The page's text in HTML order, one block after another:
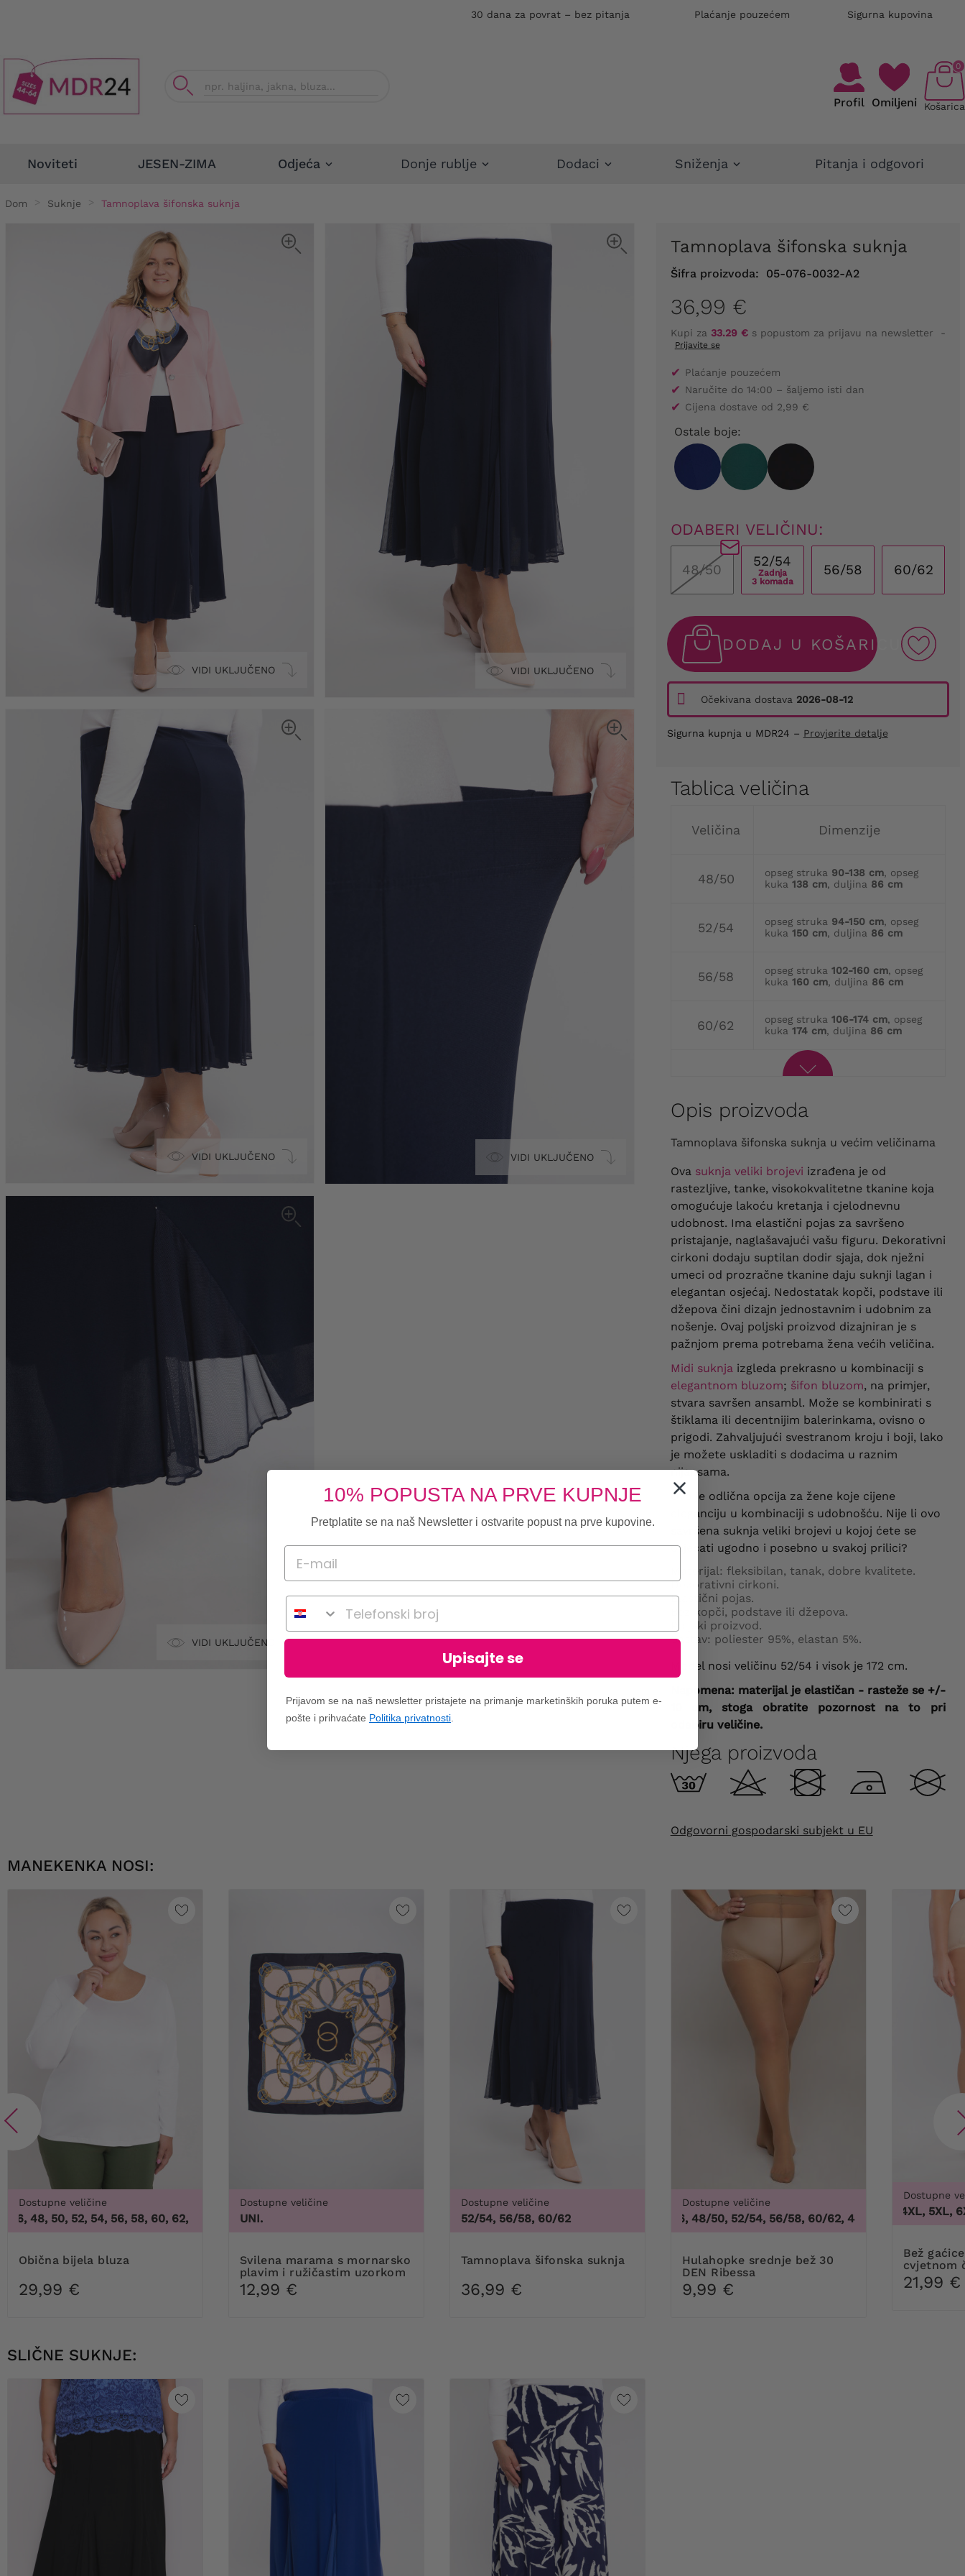
30 dana za povrat – bez pitanja Plaćanje pouzećem Sigurna kupovina
Profil Omiljeni Košarica
0
Noviteti JESEN-ZIMA Odjeća Donje rublje Dodaci Sniženja Pitanja i odgovori
Dom Suknje Tamnoplava šifonska suknja
VIDI UKLJUČENO VIDI UKLJUČENO
VIDI UKLJUČENO VIDI UKLJUČENO
VIDI UKLJUČENO
Tamnoplava šifonska suknja
Šifra proizvoda: 05-076-0032-A2
36,99 €
Kupi za 33.29 €s popustom za prijavu na newsletter -
Prijavite se
✔ Plaćanje pouzećem
✔ Naručite do 14:00 – šaljemo isti dan
✔ Cijena dostave od 2,99 €
Ostale boje:
ODABERI VELIČINU:
48/50
52/54
Zadnja
3 komada
56/58 60/62
DODAJ U KOŠARICU
Očekivana dostava 2026-08-12
Sigurna kupnja u MDR24 – Provjerite detalje
Tablica veličina
Veličina Dimenzije
48/50 opseg struka 90-138 cm, opseg
kuka 138 cm, duljina 86 cm
52/54 opseg struka 94-150 cm, opseg
kuka 150 cm, duljina 86 cm
56/58 opseg struka 102-160 cm, opseg
kuka 160 cm, duljina 86 cm
60/62 opseg struka 106-174 cm, opseg
kuka 174 cm, duljina 86 cm
Opis proizvoda
Tamnoplava šifonska suknja u većim veličinama
Ova suknja veliki brojevi izrađena je od
rastezljive, tanke, visokokvalitetne tkanine koja
omogućuje lakoću kretanja i cjelodnevnu
udobnost. Ima elastični pojas za savršeno
pristajanje, naglašavajući vašu figuru. Dekorativni
cirkoni dodaju suptilan dodir sjaja, dok nježni
umeci od prozračne tkanine daju suknji lagan i
elegantan osjećaj. Nedostatak kopči, podstave ili
džepova čini dizajn jednostavnim i udobnim za
nošenje. Ovaj poljski proizvod dizajniran je s
pažnjom prema potrebama žena većih veličina.
Midi suknjaizgleda prekrasno u kombinaciji s
elegantnom bluzom; šifon bluzom, na primjer,
stvara savršen ansambl. Može se kombinirati s
štiklama ili decentnijim balerinkama, ovisno o
prigodi. Zahvaljujući svestranom kroju i boji, lako
je možete uskladiti s dodacima u raznim
nijansama.
Ovo je odlična opcija za žene koje cijene
eleganciju u kombinaciji s udobnošću. Nije li ovo
savršena suknja veliki brojevi u kojoj ćete se
osjećati ugodno i posebno u svakoj prilici?
Materijal: fleksibilan, tanak, dobre kvalitete.
Dekorativni cirkoni.
Elastični pojas.
Bez kopči, podstave ili džepova.
Poljski proizvod.
Sastav: poliester 95%, elastan 5%.
Model nosi veličinu 52/54 i visok je 172 cm.
Napomena: materijal je elastičan - rasteže se +/-
10 cm, stoga obratite pozornost na to pri
odabiru veličine.
Njega proizvoda
Odgovorni gospodarski subjekt u EU
MANEKENKA NOSI:
Dostupne veličine
48, 50, 52, 54, 56, 58, 60, 62, 64 44, 46, 48, 50, 52, 54, 56, 58, 60, 62, 64
Obična bijela bluza
29,99 €
Dostupne veličine
UNI.
svilena marama s mornarsko
plavim i ružičastim uzorkom
12,99 €
Dostupne veličine
52/54, 56/58, 60/62
Tamnoplava šifonska suknja
36,99 €
Dostupne veličine
44/46, 48/50, 52/54, 56/58, 60/62,44/46, 48/50, 52/54,
Hulahopke srednje bež 30
DEN Ribessa
9,99 €
Dostupne
3XL, 4XL, 5XL,
Bež gaćice za oblikovanje s
cvjetnom
21,99 €
SLIČNE SUKNJE:
10% POPUSTA NA PRVE KUPNJE
Pretplatite se na naš Newsletter i ostvarite popust na prve kupovine.
Telefonski broj
Upisajte se
Prijavom se na naš newsletter pristajete na primanje marketinških poruka putem e-
pošte i prihvaćate Politika privatnosti